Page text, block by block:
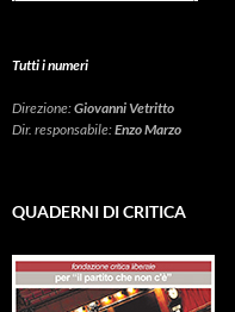
Tutti i numeri
Direzione:Giovanni Vetritto
Dir. responsabile:Enzo Marzo
QUADERNI DI CRITICA